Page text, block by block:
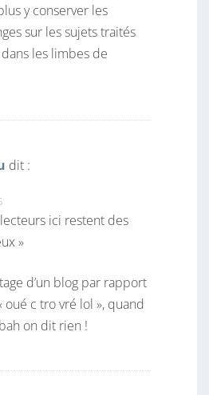
y conserver les
sur les sujets traités
les limbes de
dit :
ici restent des
»
d’un blog par rapport
oué c tro vré lol », quand
on dit rien !